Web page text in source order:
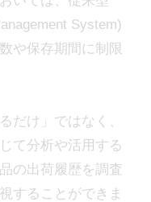
System)
や保存期間に制限
だけ」ではなく、
て分析や活用する
の出荷履歴を調査
することができま